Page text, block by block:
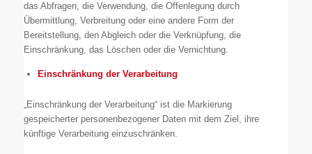
das Abfragen, die Verwendung, die Offenlegung durch
Übermittlung, Verbreitung oder eine andere Form der
Bereitstellung, den Abgleich oder die Verknüpfung, die
Einschränkung, das Löschen oder die Vernichtung.
Einschränkung der Verarbeitung
„Einschränkung der Verarbeitung“ ist die Markierung
gespeicherter personenbezogener Daten mit dem Ziel, ihre
künftige Verarbeitung einzuschränken.